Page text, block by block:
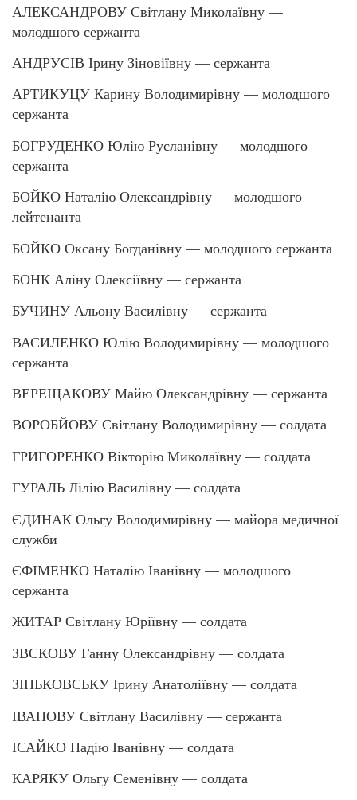
АЛЕКСАНДРОВУ Світлану Миколаївну —
молодшого сержанта
АНДРУСІВ Ірину Зіновіївну — сержанта
АРТИКУЦУ Карину Володимирівну — молодшого
сержанта
БОГРУДЕНКО Юлію Русланівну — молодшого
сержанта
БОЙКО Наталію Олександрівну — молодшого
лейтенанта
БОЙКО Оксану Богданівну — молодшого сержанта
БОНК Аліну Олексіївну — сержанта
БУЧИНУ Альону Василівну — сержанта
ВАСИЛЕНКО Юлію Володимирівну — молодшого
сержанта
ВЕРЕЩАКОВУ Майю Олександрівну — сержанта
ВОРОБЙОВУ Світлану Володимирівну — солдата
ГРИГОРЕНКО Вікторію Миколаївну — солдата
ГУРАЛЬ Лілію Василівну — солдата
ЄДИНАК Ольгу Володимирівну — майора медичної
служби
ЄФІМЕНКО Наталію Іванівну — молодшого
сержанта
ЖИТАР Світлану Юріївну — солдата
ЗВЄКОВУ Ганну Олександрівну — солдата
ЗІНЬКОВСЬКУ Ірину Анатоліївну — солдата
ІВАНОВУ Світлану Василівну — сержанта
ІСАЙКО Надію Іванівну — солдата
КАРЯКУ Ольгу Семенівну — солдата